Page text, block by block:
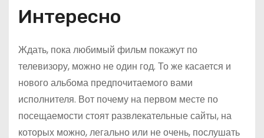
Интересно
Ждать, пока любимый фильм покажут по
телевизору, можно не один год. То же касается и
нового альбома предпочитаемого вами
исполнителя. Вот почему на первом месте по
посещаемости стоят развлекательные сайты, на
которых можно, легально или не очень, послушать